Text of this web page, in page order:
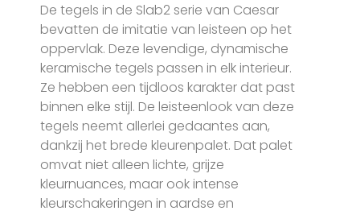
De tegels in de Slab2 serie van Caesar
bevatten de imitatie van leisteen op het
oppervlak. Deze levendige, dynamische
keramische tegels passen in elk interieur.
Ze hebben een tijdloos karakter dat past
binnen elke stijl. De leisteenlook van deze
tegels neemt allerlei gedaantes aan,
dankzij het brede kleurenpalet. Dat palet
omvat niet alleen lichte, grijze
kleurnuances, maar ook intense
kleurschakeringen in aardse en